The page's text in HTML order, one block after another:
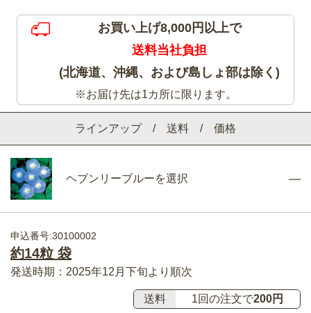
ラインアップ / 送料 / 価格
ヘブンリーブルーを選択
申込番号:30100002
約14粒 袋
発送時期：2025年12月下旬より順次
送料 1回の注文で200円
お買い上げ8,000円以上で
送料当社負担
(北海道、沖縄、および島しょ部は除く)
※お届け先は1カ所に限ります。